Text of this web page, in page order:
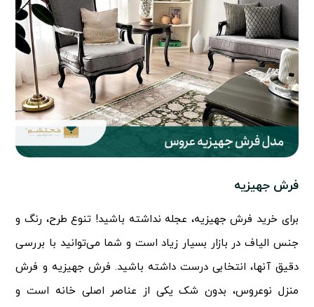
فرش جهیزیه
برای خرید فرش جهیزیه، عجله نداشته باشید! تنوع طرح، رنگ و
جنس الیاف در بازار بسیار زیاد است و شما می‌توانید با بررسی
دقیق آنها، انتخابی درست داشته باشید. فرش جهیزیه و فرش
منزل نوعروس، بدون شک یکی از عناصر اصلی خانه است و